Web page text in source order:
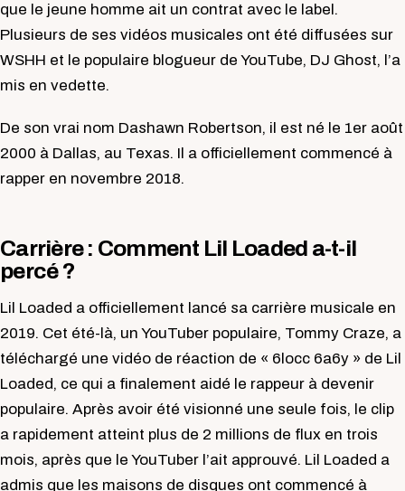
que le jeune homme ait un contrat avec le label.
Plusieurs de ses vidéos musicales ont été diffusées sur
WSHH et le populaire blogueur de YouTube, DJ Ghost, l’a
mis en vedette.
De son vrai nom Dashawn Robertson, il est né le 1er août
2000 à Dallas, au Texas. Il a officiellement commencé à
rapper en novembre 2018.
Carrière : Comment Lil Loaded a-t-il
percé ?
Lil Loaded a officiellement lancé sa carrière musicale en
2019. Cet été-là, un YouTuber populaire, Tommy Craze, a
téléchargé une vidéo de réaction de « 6locc 6a6y » de Lil
Loaded, ce qui a finalement aidé le rappeur à devenir
populaire. Après avoir été visionné une seule fois, le clip
a rapidement atteint plus de 2 millions de flux en trois
mois, après que le YouTuber l’ait approuvé. Lil Loaded a
admis que les maisons de disques ont commencé à